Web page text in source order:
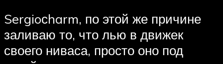
Sergioсharm, по этой же причине
заливаю то, что лью в движек
своего ниваса, просто оно под